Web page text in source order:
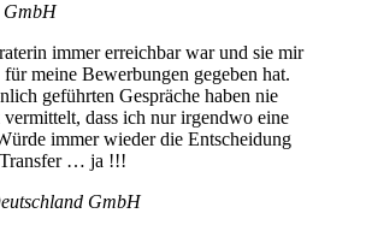
GmbH
immer erreichbar war und sie mir
meine Bewerbungen gegeben hat.
geführten Gespräche haben nie
dass ich nur irgendwo eine
immer wieder die Entscheidung
… ja !!!
GmbH